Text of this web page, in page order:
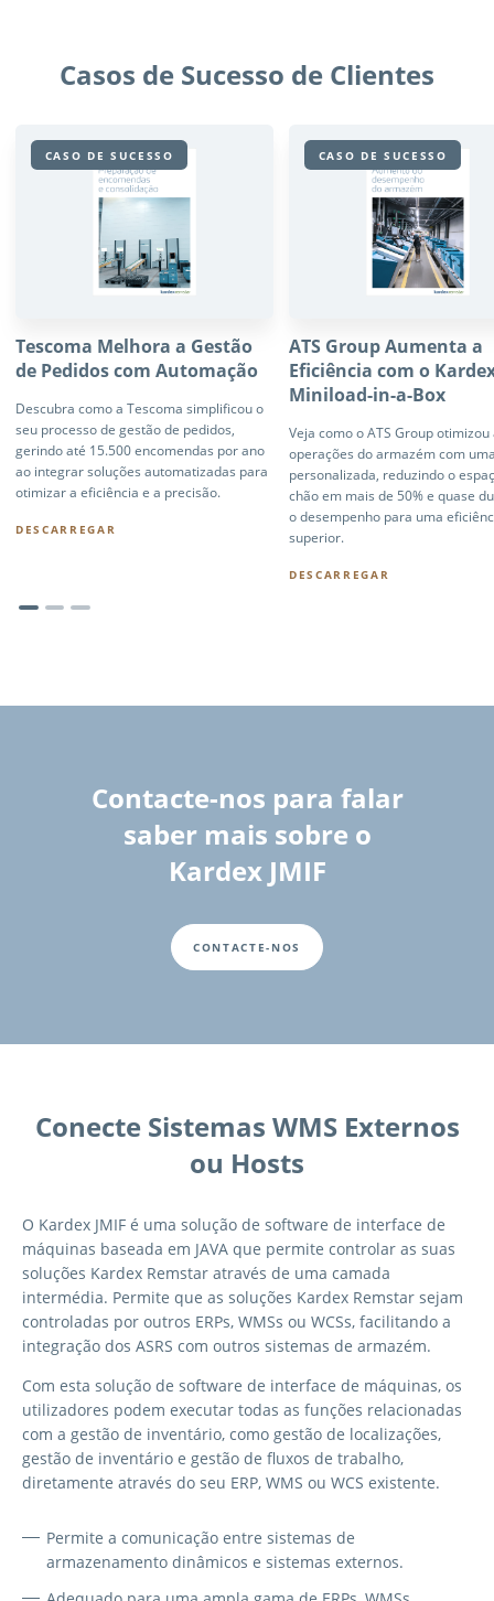
Casos de Sucesso de Clientes
CASO DE SUCESSO
Tescoma Melhora a Gestão
de Pedidos com Automação
Descubra como a Tescoma simplificou o
seu processo de gestão de pedidos,
gerindo até 15.500 encomendas por ano
ao integrar soluções automatizadas para
otimizar a eficiência e a precisão.
DESCARREGAR
CASO DE SUCESSO
ATS Group Aumenta a
Eficiência com o
Miniload-in-a-Box
Veja como o ATS Group otimizou
operações do armazém com
personalizada, reduzindo o
chão em mais de 50% e quase
o desempenho para uma
superior.
DESCARREGAR
Contacte-nos para falar
saber mais sobre o
Kardex JMIF
CONTACTE-NOS
Conecte Sistemas WMS Externos
ou Hosts
O Kardex JMIF é uma solução de software de interface de
máquinas baseada em JAVA que permite controlar as suas
soluções Kardex Remstar através de uma camada
intermédia. Permite que as soluções Kardex Remstar sejam
controladas por outros ERPs, WMSs ou WCSs, facilitando a
integração dos ASRS com outros sistemas de armazém.
Com esta solução de software de interface de máquinas, os
utilizadores podem executar todas as funções relacionadas
com a gestão de inventário, como gestão de localizações,
gestão de inventário e gestão de fluxos de trabalho,
diretamente através do seu ERP, WMS ou WCS existente.
Permite a comunicação entre sistemas de
armazenamento dinâmicos e sistemas externos.